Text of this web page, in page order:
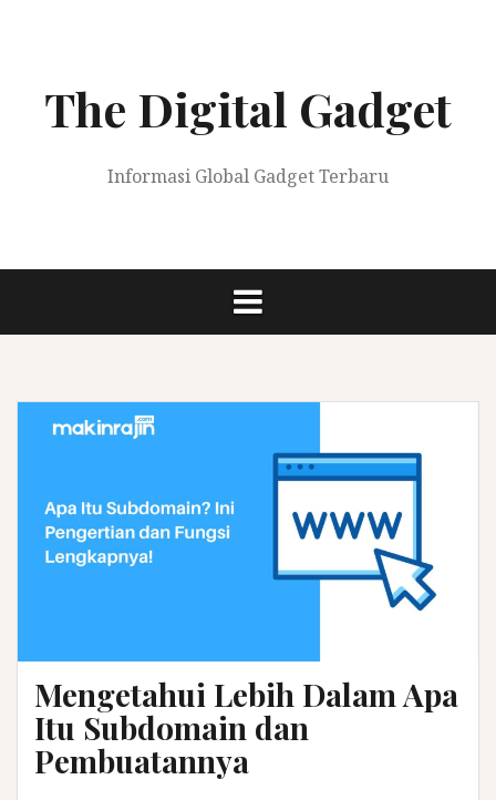
The Digital Gadget
Informasi Global Gadget Terbaru
Mengetahui Lebih Dalam Apa
Itu Subdomain dan
Pembuatannya